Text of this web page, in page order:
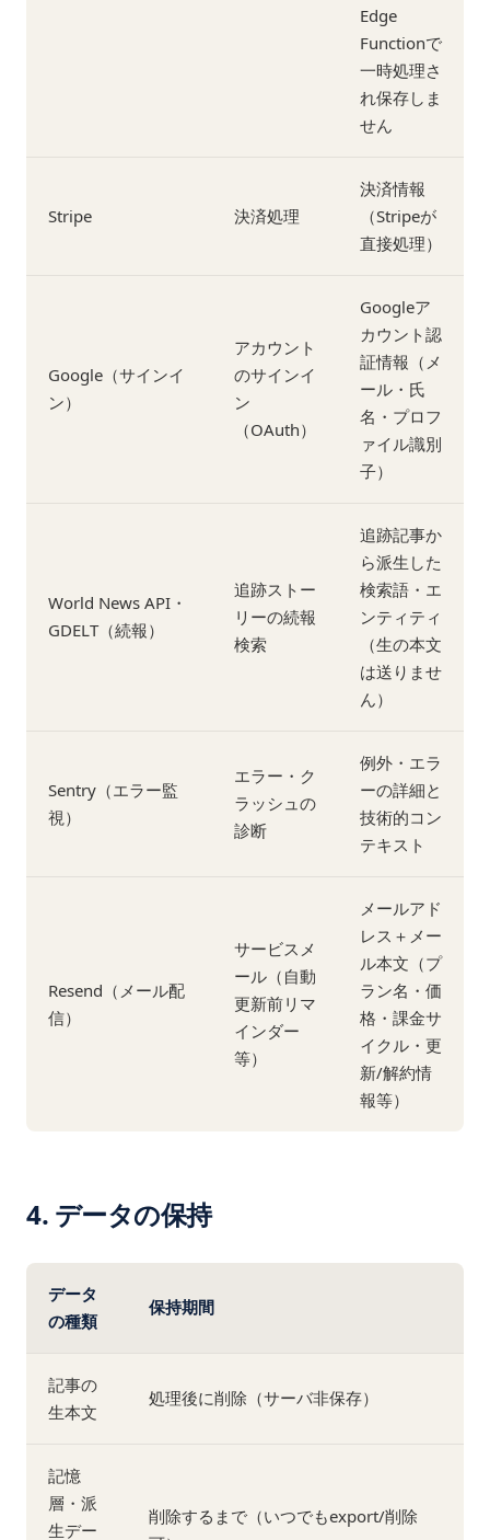
Edge
Functionで
一時処理さ
れ保存しま
せん
Stripe 決済処理
決済情報
（Stripeが
直接処理）
Google（サインイ
ン）
アカウント
のサインイ
ン
（OAuth）
Googleア
カウント認
証情報（メ
ール・氏
名・プロフ
ァイル識別
子）
World News API・
GDELT（続報）
追跡ストー
リーの続報
検索
追跡記事か
ら派生した
検索語・エ
ンティティ
（生の本文
は送りませ
ん）
Sentry（エラー監
視）
エラー・ク
ラッシュの
診断
例外・エラ
ーの詳細と
技術的コン
テキスト
Resend（メール配
信）
サービスメ
ール（自動
更新前リマ
インダー
等）
メールアド
レス＋メー
ル本文（プ
ラン名・価
格・課金サ
イクル・更
新/解約情
報等）
4. データの保持
データ
の種類
保持期間
記事の
生本文
処理後に削除（サーバ非保存）
記憶
層・派
生デー
削除するまで（いつでもexport/削除